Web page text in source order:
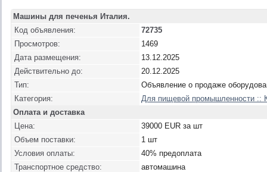
Машины для печенья Италия.
Код объявления:
72735
Просмотров:
1469
Дата размещения:
13.12.2025
Действительно до:
20.12.2025
Тип:
Объявление о продаже
Категория:
Для пищевой промышленности ::
Оплата и доставка
Цена:
39000 EUR за шт
Объем поставки:
1 шт
Условия оплаты:
40% предоплата
Транспортное средство:
автомашина